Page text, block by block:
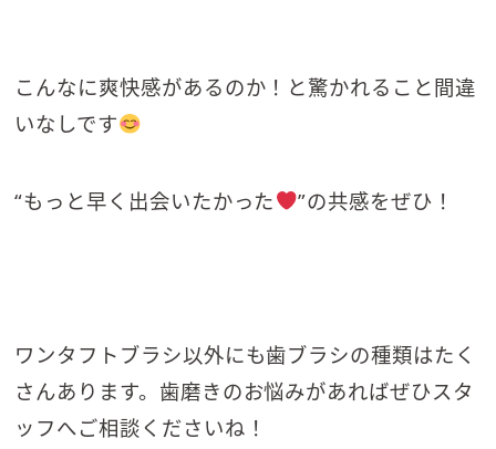
こんなに爽快感があるのか！と驚かれること間違
いなしです
“もっと早く出会いたかった ”の共感をぜひ！
ワンタフトブラシ以外にも歯ブラシの種類はたく
さんあります。歯磨きのお悩みがあればぜひスタ
ッフへご相談くださいね！